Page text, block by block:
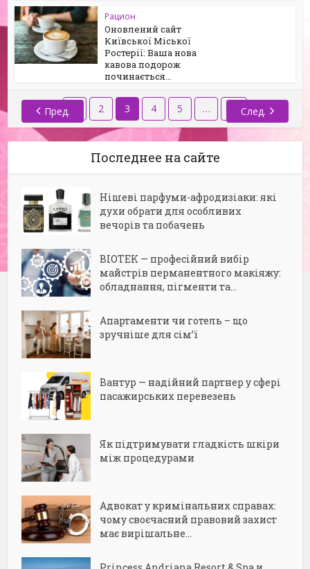
Рацион
Оновлений сайт
Київської Міської
Ростерії: Ваша нова
кавова подорож
починається...
Пред. 2 3 4 5 … След.
Последнее на сайте
Нішеві парфуми-афродизіаки: які
духи обрати для особливих
вечорів та побачень
BIOTEK — професійний вибір
майстрів перманентного макіяжу:
обладнання, пігменти та...
Апартаменти чи готель – що
зручніше для сім’ї
Вантур — надійний партнер у сфері
пасажирських перевезень
Як підтримувати гладкість шкіри
між процедурами
Адвокат у кримінальних справах:
чому своєчасний правовий захист
має вирішальне...